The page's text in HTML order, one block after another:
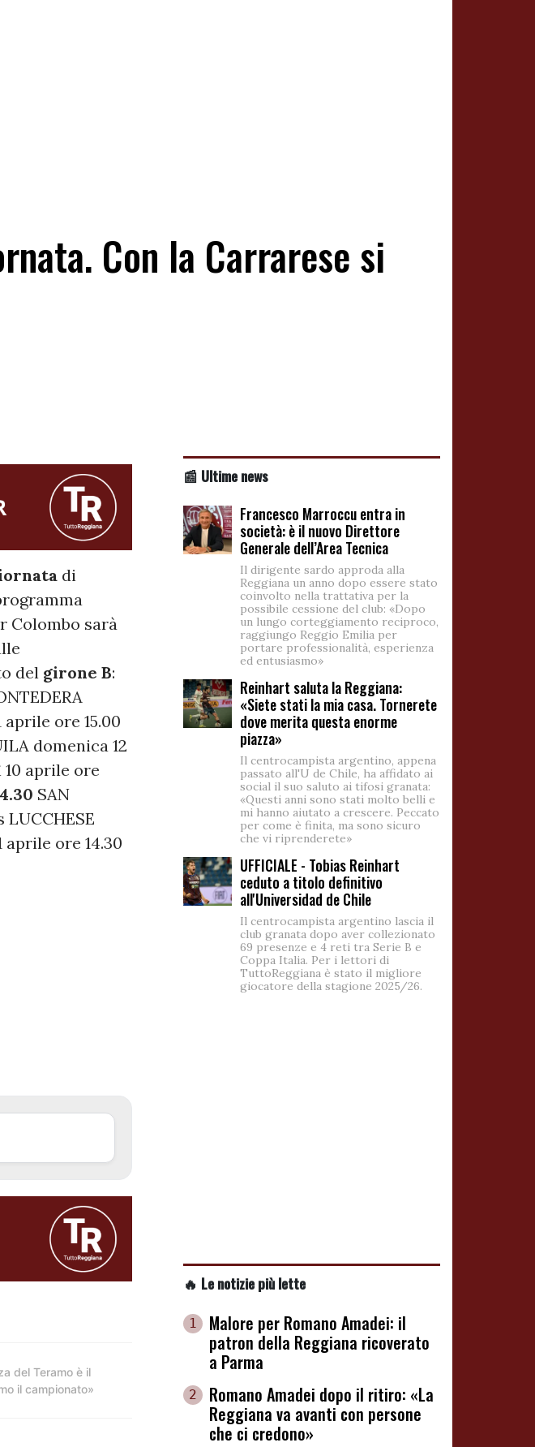
Con la Carrarese si
di
Colombo sarà
del girone B:
aprile ore 15.00
domenica 12
10 aprile ore
SAN
LUCCHESE
aprile ore 14.30
del Teramo è il
il campionato»
📰 Ultime news
Francesco Marroccu entra in
società: è il nuovo Direttore
Generale dell’Area Tecnica
Il dirigente sardo approda alla
Reggiana un anno dopo essere stato
coinvolto nella trattativa per la
possibile cessione del club: «Dopo
un lungo corteggiamento reciproco,
raggiungo Reggio Emilia per
portare professionalità, esperienza
ed entusiasmo»
Reinhart saluta la Reggiana:
«Siete stati la mia casa. Tornerete
dove merita questa enorme
piazza»
Il centrocampista argentino, appena
passato all'U de Chile, ha affidato ai
social il suo saluto ai tifosi granata:
«Questi anni sono stati molto belli e
mi hanno aiutato a crescere. Peccato
per come è finita, ma sono sicuro
che vi riprenderete»
UFFICIALE - Tobias Reinhart
ceduto a titolo definitivo
all'Universidad de Chile
Il centrocampista argentino lascia il
club granata dopo aver collezionato
69 presenze e 4 reti tra Serie B e
Coppa Italia. Per i lettori di
TuttoReggiana è stato il migliore
giocatore della stagione 2025/26.
🔥 Le notizie più lette
1
Malore per Romano Amadei: il
patron della Reggiana ricoverato
a Parma
2
Romano Amadei dopo il ritiro: «La
Reggiana va avanti con persone
che ci credono»